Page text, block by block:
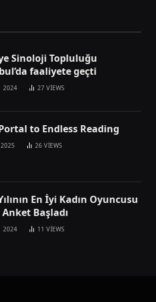
Sinoloji Topluluğu
faaliyete geçti
2024 27VIEWS
to Endless Reading
26VIEWS
En İyi Kadın Oyuncusu
Anket Başladı
2024 11VIEWS